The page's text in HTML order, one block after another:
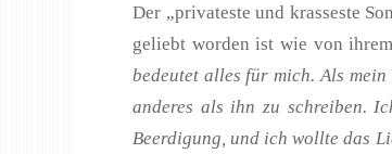
Der „privateste und krasseste
geliebt worden ist wie von
bedeutet alles für mich. Als
anderes als ihn zu schreiben.
Beerdigung, und ich wollte das